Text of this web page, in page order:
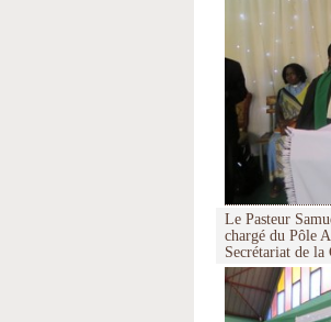
Le Pasteur
chargé du Pôle
Secrétariat de la